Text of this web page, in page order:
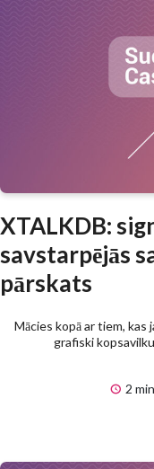
XTALKDB:
savstarpējās
pārskats
Mācies kopā ar tiem, kas
grafiski
2